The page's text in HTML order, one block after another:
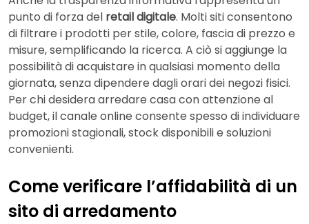
punto di forza del retail digitale. Molti siti consentono
di filtrare i prodotti per stile, colore, fascia di prezzo e
misure, semplificando la ricerca. A ciò si aggiunge la
possibilità di acquistare in qualsiasi momento della
giornata, senza dipendere dagli orari dei negozi fisici.
Per chi desidera arredare casa con attenzione al
budget, il canale online consente spesso di individuare
promozioni stagionali, stock disponibili e soluzioni
convenienti.
Come verificare l’affidabilità di un
sito di arredamento